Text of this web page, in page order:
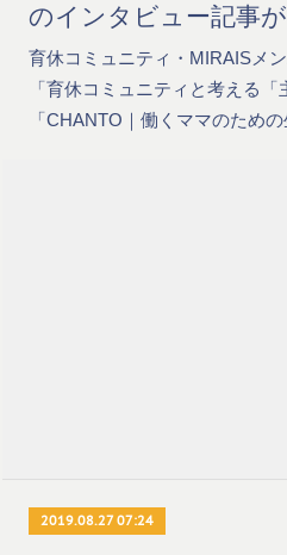
のインタビュー記事
育休コミュニティ・MIRAISメ
「育休コミュニティと考える「
「CHANTO｜働くママのため
2019.08.27 07:24